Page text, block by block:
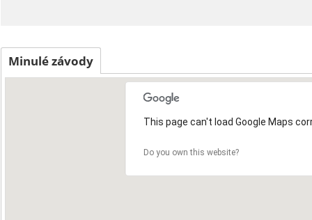
Minulé závody
This page can't load Google Maps
Do you own this website?